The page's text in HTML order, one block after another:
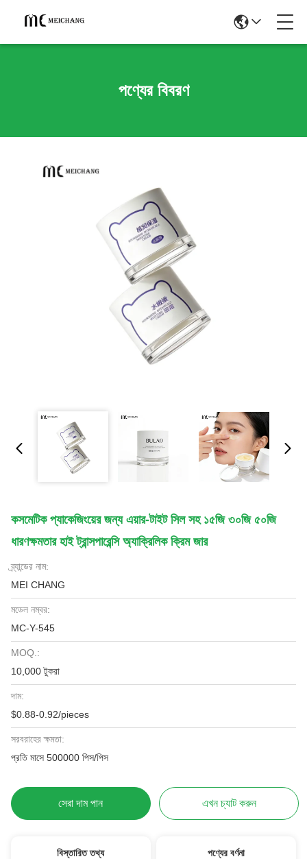
পণ্যের বিবরণ
কসমেটিক প্যাকেজিংয়ের জন্য এয়ার-টাইট সিল সহ ১৫জি ৩০জি ৫০জি
ধারণক্ষমতার হাই ট্রান্সপারেন্সি অ্যাক্রিলিক ক্রিম জার
ব্র্যান্ডের নাম:
MEI CHANG
মডেল নম্বর:
MC-Y-545
MOQ.:
10,000 টুকরা
দাম:
$0.88-0.92/pieces
সরবরাহের ক্ষমতা:
প্রতি মাসে 500000 পিস/পিস
সেরা দাম পান এখন চ্যাট করুন
বিস্তারিত তথ্য পণ্যের বর্ণনা